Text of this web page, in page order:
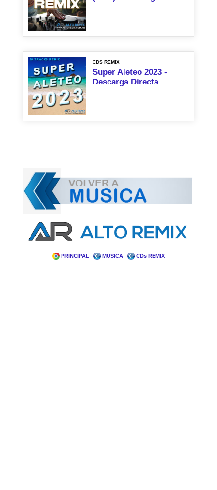
CDS REMIX
Super Aleteo 2023 -
Descarga Directa
PRINCIPAL MUSICA CDs REMIX